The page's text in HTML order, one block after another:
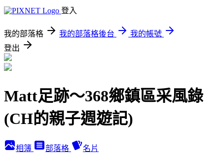
登入
我的部落格 我的部落格後台
我的帳號
登出
Matt足跡～368鄉鎮區采風錄
(CH的親子週遊記)
相簿 部落格 名片